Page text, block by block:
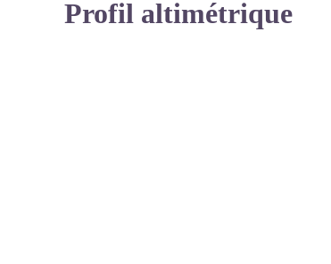
Profil altimétrique